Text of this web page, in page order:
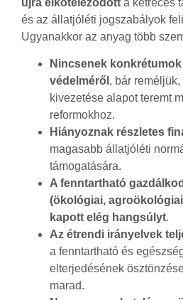
és az állatjóléti jogszabályok
Ugyanakkor az anyag több
Nincsenek
védelméről , bár
kivezetése alapot teremt
reformokhoz.
Hiányoznak részletes
magasabb állatjóléti
támogatására.
A fenntartható
(ökológiai,
kapott elég hangsúlyt.
Az étrendi irányelvek
a fenntartható és
elterjedésének
marad.